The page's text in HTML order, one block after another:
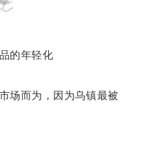
的年轻化
场而为，因为乌镇最被